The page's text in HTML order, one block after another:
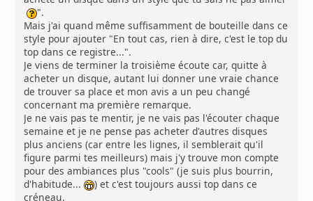
".
Mais j'ai quand même suffisamment de bouteille dans ce
style pour ajouter "En tout cas, rien à dire, c'est le top du
top dans ce registre...".
Je viens de terminer la troisième écoute car, quitte à
acheter un disque, autant lui donner une vraie chance
de trouver sa place et mon avis a un peu changé
concernant ma première remarque.
Je ne vais pas te mentir, je ne vais pas l'écouter chaque
semaine et je ne pense pas acheter d'autres disques
plus anciens (car entre les lignes, il semblerait qu'il
figure parmi tes meilleurs) mais j'y trouve mon compte
pour des ambiances plus "cools" (je suis plus bourrin,
d'habitude...
) et c'est toujours aussi top dans ce
créneau.